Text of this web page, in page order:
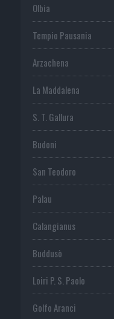
Olbia
Tempio Pausania
Arzachena
La Maddalena
S. T. Gallura
Budoni
San Teodoro
Palau
Calangianus
Buddusò
Loiri P. S. Paolo
Golfo Aranci